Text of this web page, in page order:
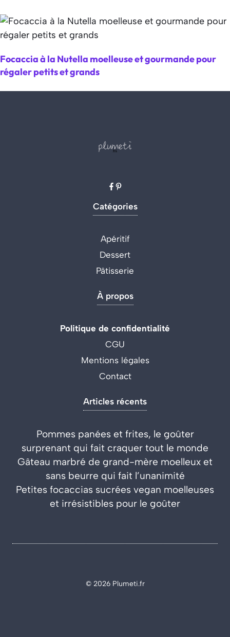
Focaccia à la Nutella moelleuse et gourmande pour
régaler petits et grands
Catégories
Apéritif
Dessert
Pâtisserie
À propos
Politique de confidentialité
CGU
Mentions légales
Contact
Articles récents
Pommes panées et frites, le goûter
surprenant qui fait craquer tout le monde
Gâteau marbré de grand-mère moelleux et
sans beurre qui fait l’unanimité
Petites focaccias sucrées vegan moelleuses
et irrésistibles pour le goûter
© 2026 Plumeti.fr